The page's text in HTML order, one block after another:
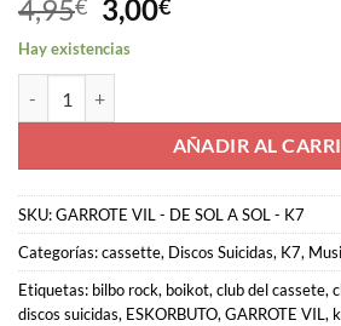
4,95€ El
precio
original
era:
4,95€.
3,00€El
3,00€.
Hay existencias
AÑADIR AL
SKU:GARROTE VIL - DE SOL A SOL - K7
Categorías:cassette, Discos Suicidas, K7,
Etiquetas: bilbo rock, boikot, club del cassete,
discos suicidas, ESKORBUTO, GARROTE VIL,